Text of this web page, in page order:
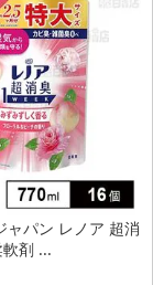
ャパン レノア 超消
剤 ...